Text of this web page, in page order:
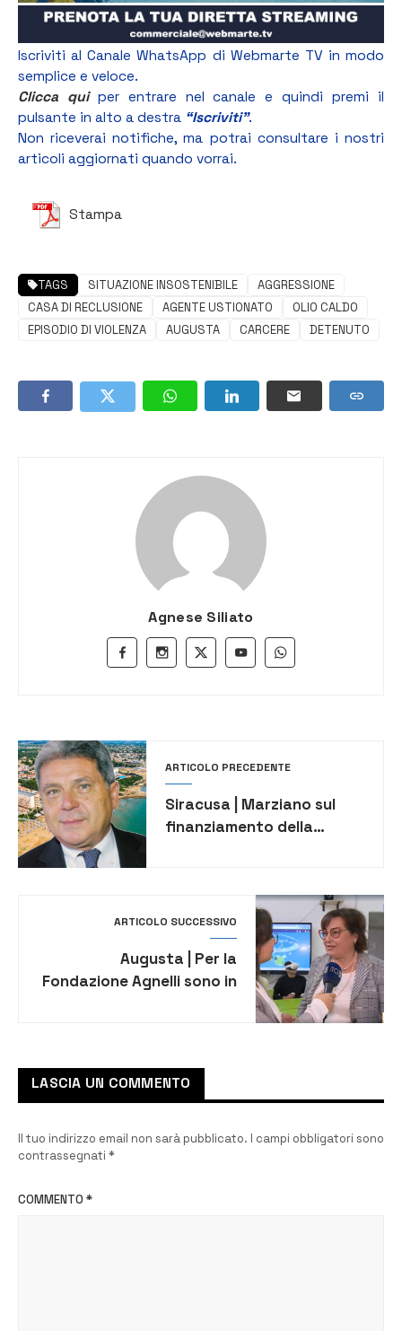
Iscriviti al Canale WhatsApp di Webmarte TV in modo
semplice e veloce.
Clicca quiper entrare nel canale e quindi premi il
pulsante in alto a destra “Iscriviti”.
Non riceverai notifiche, ma potrai consultare i nostri
articoli aggiornati quando vorrai.
Stampa
TAGS SITUAZIONE INSOSTENIBILE
AGGRESSIONE
CASA DI RECLUSIONE
AGENTE USTIONATO
OLIO CALDO
EPISODIO DI VIOLENZA
AUGUSTA CARCERE DETENUTO
Agnese Siliato
ARTICOLO PRECEDENTE
Siracusa | Marziano sul
finanziamento della
iniziata nel 2013
ARTICOLO SUCCESSIVO
Augusta | Per la
Fondazione Agnelli sono in
LASCIA UN COMMENTO
Il tuo indirizzo email non sarà pubblicato. I campi obbligatori sono
contrassegnati *
COMMENTO *